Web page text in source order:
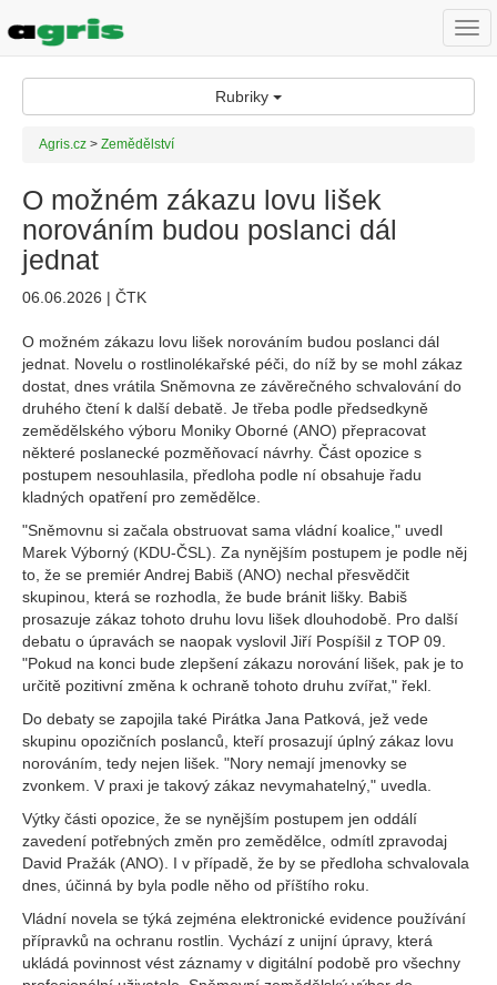
Rubriky
Agris.cz > Zemědělství
O možném zákazu lovu lišek
norováním budou poslanci dál
jednat
06.06.2026 | ČTK
O možném zákazu lovu lišek norováním budou poslanci dál
jednat. Novelu o rostlinolékařské péči, do níž by se mohl zákaz
dostat, dnes vrátila Sněmovna ze závěrečného schvalování do
druhého čtení k další debatě. Je třeba podle předsedkyně
zemědělského výboru Moniky Oborné (ANO) přepracovat
některé poslanecké pozměňovací návrhy. Část opozice s
postupem nesouhlasila, předloha podle ní obsahuje řadu
kladných opatření pro zemědělce.
"Sněmovnu si začala obstruovat sama vládní koalice," uvedl
Marek Výborný (KDU-ČSL). Za nynějším postupem je podle něj
to, že se premiér Andrej Babiš (ANO) nechal přesvědčit
skupinou, která se rozhodla, že bude bránit lišky. Babiš
prosazuje zákaz tohoto druhu lovu lišek dlouhodobě. Pro další
debatu o úpravách se naopak vyslovil Jiří Pospíšil z TOP 09.
"Pokud na konci bude zlepšení zákazu norování lišek, pak je to
určitě pozitivní změna k ochraně tohoto druhu zvířat," řekl.
Do debaty se zapojila také Pirátka Jana Patková, jež vede
skupinu opozičních poslanců, kteří prosazují úplný zákaz lovu
norováním, tedy nejen lišek. "Nory nemají jmenovky se
zvonkem. V praxi je takový zákaz nevymahatelný," uvedla.
Výtky části opozice, že se nynějším postupem jen oddálí
zavedení potřebných změn pro zemědělce, odmítl zpravodaj
David Pražák (ANO). I v případě, že by se předloha schvalovala
dnes, účinná by byla podle něho od příštího roku.
Vládní novela se týká zejména elektronické evidence používání
přípravků na ochranu rostlin. Vychází z unijní úpravy, která
ukládá povinnost vést záznamy v digitální podobě pro všechny